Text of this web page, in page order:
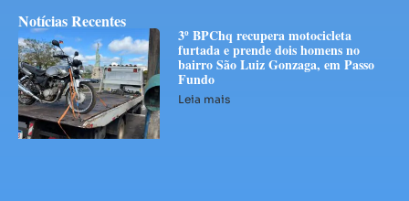
Notícias Recentes
3º BPChq recupera motocicleta
furtada e prende dois homens no
bairro São Luiz Gonzaga, em Passo
Fundo
Leia mais